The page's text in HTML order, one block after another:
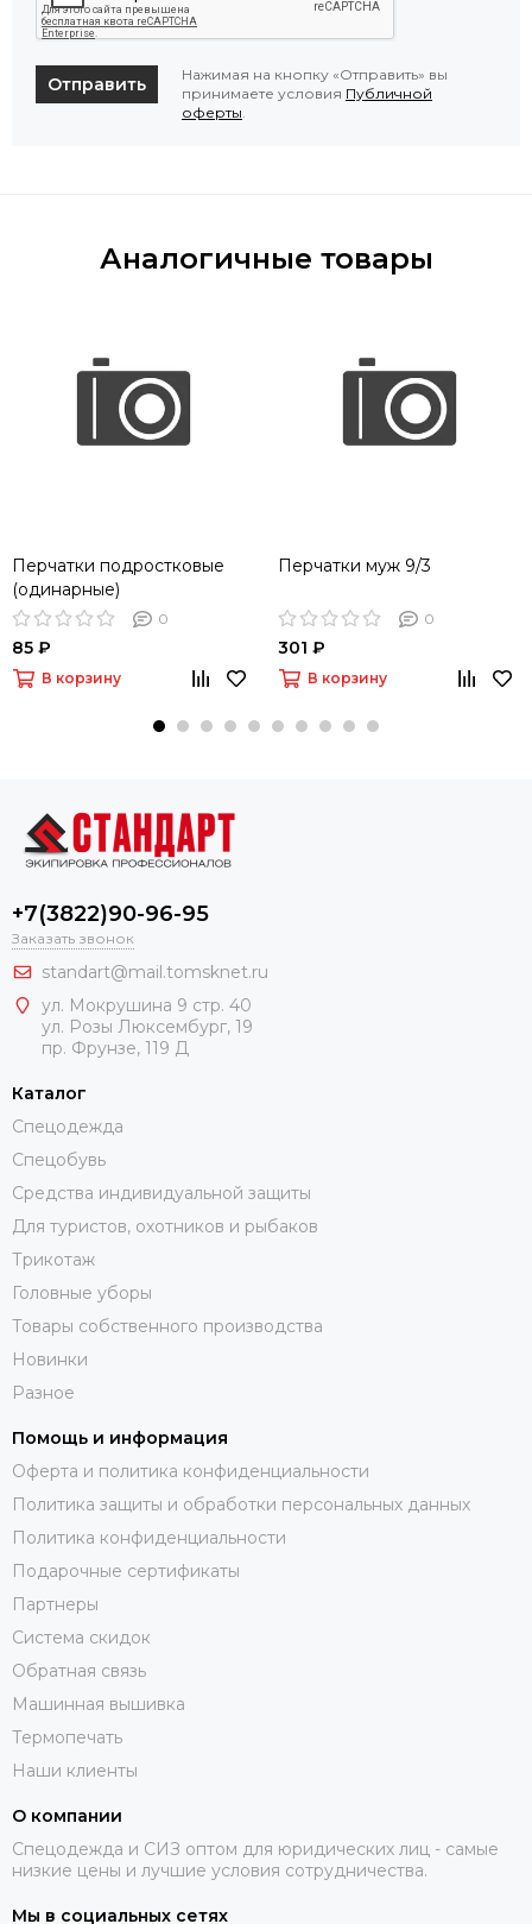
Отправить
Нажимая на кнопку «Отправить» вы
принимаете условия Публичной
оферты.
Аналогичные товары
Перчатки подростковые
(одинарные)
0
85 ₽
В корзину
Перчатки муж 9/3
0
301 ₽
В корзину
+7(3822)90-96-95
Заказать звонок
standart@mail.tomsknet.ru
ул. Мокрушина 9 стр. 40
ул. Розы Люксембург, 19
пр. Фрунзе, 119 Д
Каталог
Спецодежда
Спецобувь
Средства индивидуальной защиты
Для туристов, охотников и рыбаков
Трикотаж
Головные уборы
Товары собственного производства
Новинки
Разное
Помощь и информация
Оферта и политика конфиденциальности
Политика защиты и обработки персональных данных
Политика конфиденциальности
Подарочные сертификаты
Партнеры
Система скидок
Обратная связь
Машинная вышивка
Термопечать
Наши клиенты
О компании
Спецодежда и СИЗ оптом для юридических лиц - самые
низкие цены и лучшие условия сотрудничества.
Мы в социальных сетях